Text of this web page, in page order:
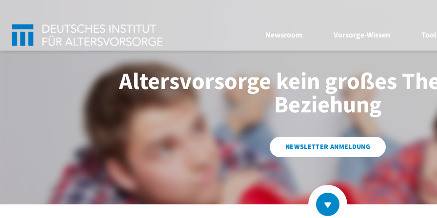
Newsroom Vorsorge-Wissen
Altersvorsorge kein großes
Beziehung
NEWSLETTER ANMELDUNG